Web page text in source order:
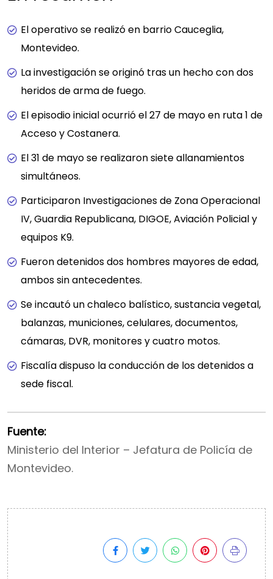
El operativo se realizó en barrio Cauceglia,
Montevideo.
La investigación se originó tras un hecho con dos
heridos de arma de fuego.
El episodio inicial ocurrió el 27 de mayo en ruta 1 de
Acceso y Costanera.
El 31 de mayo se realizaron siete allanamientos
simultáneos.
Participaron Investigaciones de Zona Operacional
IV, Guardia Republicana, DIGOE, Aviación Policial y
equipos K9.
Fueron detenidos dos hombres mayores de edad,
ambos sin antecedentes.
Se incautó un chaleco balístico, sustancia vegetal,
balanzas, municiones, celulares, documentos,
cámaras, DVR, monitores y cuatro motos.
Fiscalía dispuso la conducción de los detenidos a
sede fiscal.
Fuente:
Ministerio del Interior – Jefatura de Policía de
Montevideo.